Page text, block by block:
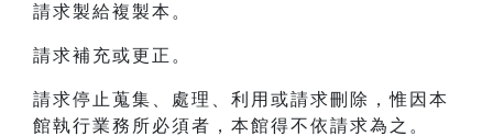
請求製給複製本。
請求補充或更正。
請求停止蒐集、處理、利用或請求刪除，惟因本
館執行業務所必須者，本館得不依請求為之。